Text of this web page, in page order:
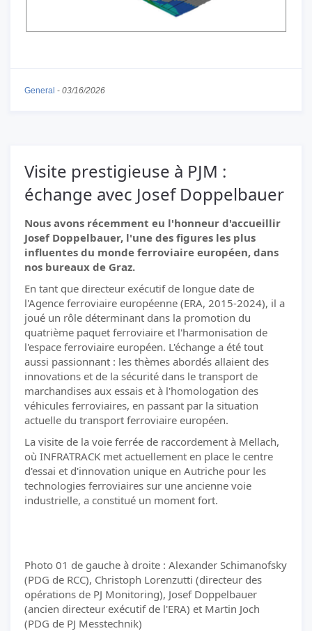
General - 03/16/2026
Visite prestigieuse à PJM :
échange avec Josef Doppelbauer
Nous avons récemment eu l'honneur d'accueillir
Josef Doppelbauer, l'une des figures les plus
influentes du monde ferroviaire européen, dans
nos bureaux de Graz.
En tant que directeur exécutif de longue date de
l'Agence ferroviaire européenne (ERA, 2015-2024), il a
joué un rôle déterminant dans la promotion du
quatrième paquet ferroviaire et l'harmonisation de
l'espace ferroviaire européen. L'échange a été tout
aussi passionnant : les thèmes abordés allaient des
innovations et de la sécurité dans le transport de
marchandises aux essais et à l'homologation des
véhicules ferroviaires, en passant par la situation
actuelle du transport ferroviaire européen.
La visite de la voie ferrée de raccordement à Mellach,
où INFRATRACK met actuellement en place le centre
d'essai et d'innovation unique en Autriche pour les
technologies ferroviaires sur une ancienne voie
industrielle, a constitué un moment fort.
Photo 01 de gauche à droite : Alexander Schimanofsky
(PDG de RCC), Christoph Lorenzutti (directeur des
opérations de PJ Monitoring), Josef Doppelbauer
(ancien directeur exécutif de l'ERA) et Martin Joch
(PDG de PJ Messtechnik)